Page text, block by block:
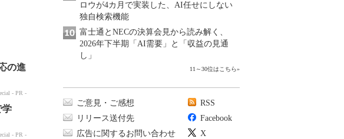
ロウが4カ月で実装した、AI任せにしない
独自検索機能
富士通とNECの決算会見から読み解く、
2026年下半期「AI需要」と「収益の見通
し」
11～30位はこちら»
ご意見・ご感想
リリース送付先
広告に関するお問い合わせ
RSS
Facebook
X